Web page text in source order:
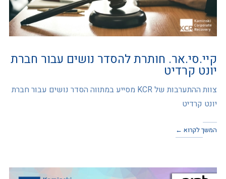
קיי.סי.אר. חותרת להסדר נושים עבור חברת
יונט קרדיט
צוות ההתערבות של KCR מסייע במתווה הסדר נושים עבור חברת
יונט קרדיט
המשך לקרוא ←